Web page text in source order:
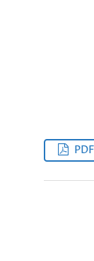
PDF